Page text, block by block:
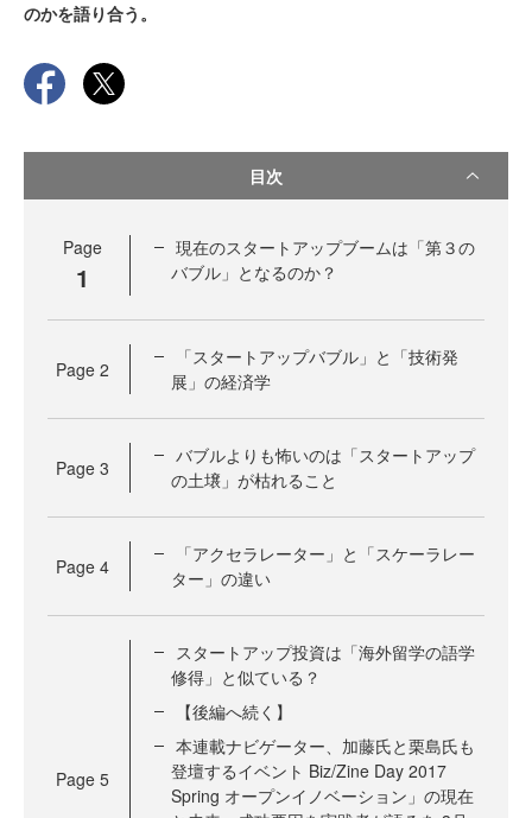
のかを語り合う。
目次
Page
1
現在のスタートアップブームは「第３の
バブル」となるのか？
Page 2
「スタートアップバブル」と「技術発
展」の経済学
Page 3
バブルよりも怖いのは「スタートアップ
の土壌」が枯れること
Page 4
「アクセラレーター」と「スケーラレー
ター」の違い
Page 5
スタートアップ投資は「海外留学の語学
修得」と似ている？
【後編へ続く】
本連載ナビゲーター、加藤氏と栗島氏も
登壇するイベント Biz/Zine Day 2017
Spring オープンイノベーション」の現在